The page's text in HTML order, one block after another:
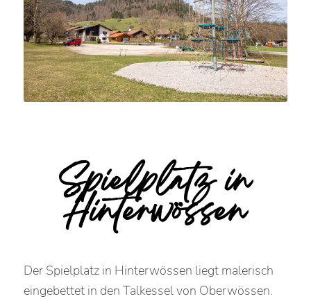
Spielplatz in
Hinterwössen
Der Spielplatz in Hinterwössen liegt malerisch
eingebettet in den Talkessel von Oberwössen.